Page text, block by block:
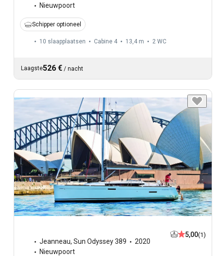
Nieuwpoort
Schipper optioneel
10 slaapplaatsen Cabine 4 13,4 m 2 WC
Laagste526 € / nacht
Jeanneau, Sun Odyssey 389
2020
Nieuwpoort
5,00(1)